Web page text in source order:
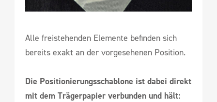
Alle freistehenden Elemente befinden sich
bereits exakt an der vorgesehenen Position.
Die Positionierungsschablone ist dabei direkt
mit dem Trägerpapier verbunden und hält: